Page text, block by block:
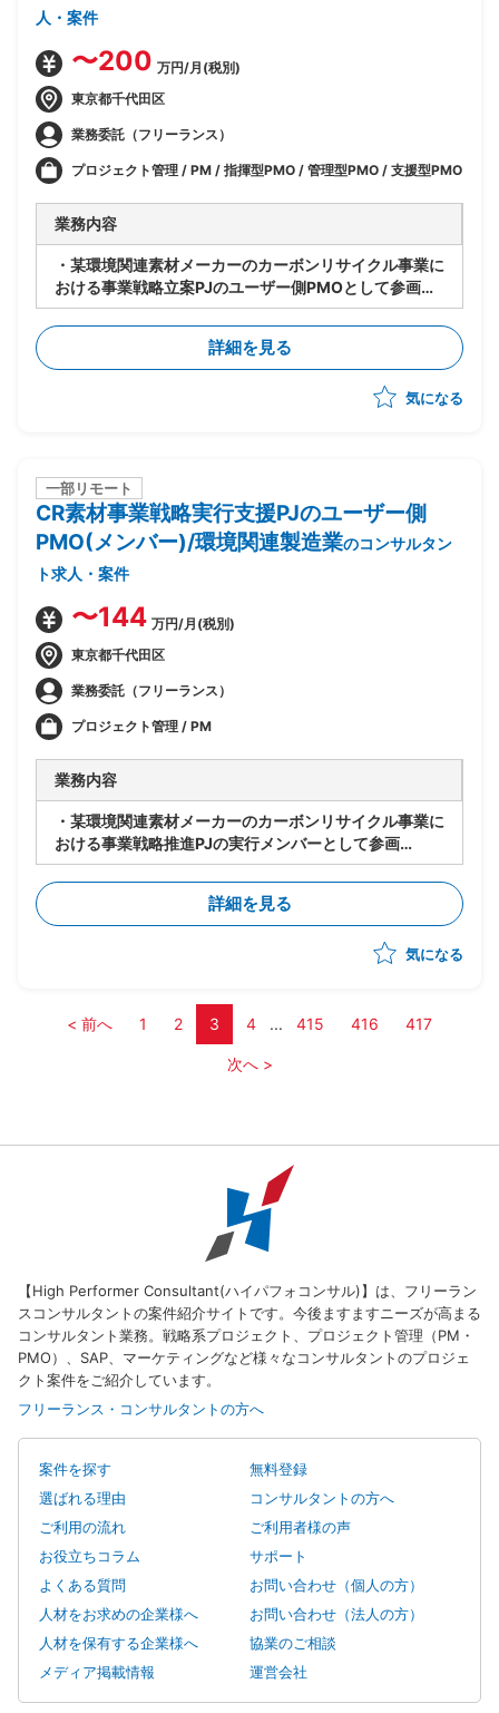
人・案件
〜200 万円/月(税別)
東京都千代田区
業務委託（フリーランス）
プロジェクト管理 / PM / 指揮型PMO / 管理型PMO / 支援型PMO
業務内容
・某環境関連素材メーカーのカーボンリサイクル事業に
おける事業戦略立案PJのユーザー側PMOとして参画
・市場開拓およびターゲット選定を含む事業戦略の具体
化および実行推進支援
・PJ全体の推進担当として進捗管理/課題管理/関係者調
整を実施
・オフテイク契約検討およびアライアンス推進を含む実
詳細を見る
気になる
一部リモート
CR素材事業戦略実行支援PJのユーザー側
PMO(メンバー)/環境関連製造業のコンサルタン
ト求人・案件
〜144 万円/月(税別)
東京都千代田区
業務委託（フリーランス）
プロジェクト管理 / PM
業務内容
・某環境関連素材メーカーのカーボンリサイクル事業に
おける事業戦略推進PJの実行メンバーとして参画
・市場調査およびターゲット選定に関する分析/資料作
成支援
・事業戦略実行に向けた各種タスク推進および関係者連
携支援
・アライアンス検討や契約検討に関する実務支援
詳細を見る
気になる
< 前へ 1 2 3 4 ... 415 416 417
次へ >
【High Performer Consultant(ハイパフォコンサル)】は、フリーラン
スコンサルタントの案件紹介サイトです。今後ますますニーズが高まる
コンサルタント業務。戦略系プロジェクト、プロジェクト管理（PM・
PMO）、SAP、マーケティングなど様々なコンサルタントのプロジェ
クト案件をご紹介しています。
フリーランス・コンサルタントの方へ
案件を探す
無料登録
選ばれる理由
コンサルタントの方へ
ご利用の流れ
ご利用者様の声
お役立ちコラム
サポート
よくある質問
お問い合わせ（個人の方）
人材をお求めの企業様へ
お問い合わせ（法人の方）
人材を保有する企業様へ
協業のご相談
メディア掲載情報
運営会社